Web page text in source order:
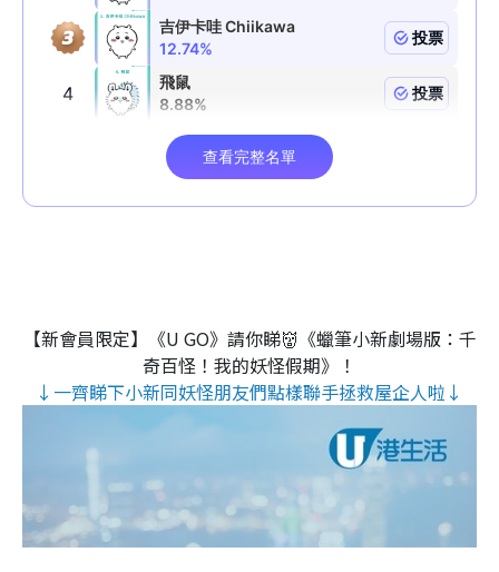
【新會員限定】《U GO》請你睇👹《蠟筆小新劇場版：千
奇百怪！我的妖怪假期》！
↓一齊睇下小新同妖怪朋友們點樣聯手拯救屋企人啦↓